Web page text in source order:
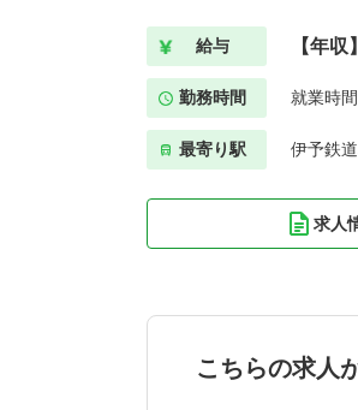
給与 【年
勤務時間 就業時
最寄り駅 伊予鉄
求人
こちらの求人